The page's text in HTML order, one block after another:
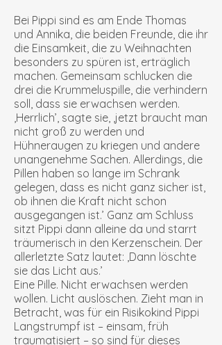
Bei Pippi sind es am Ende Thomas
und Annika, die beiden Freunde, die ihr
die Einsamkeit, die zu Weihnachten
besonders zu spüren ist, erträglich
machen. Gemeinsam schlucken die
drei die Krummeluspille, die verhindern
soll, dass sie erwachsen werden.
‚Herrlich’, sagte sie, ‚jetzt braucht man
nicht groß zu werden und
Hühneraugen zu kriegen und andere
unangenehme Sachen. Allerdings, die
Pillen haben so lange im Schrank
gelegen, dass es nicht ganz sicher ist,
ob ihnen die Kraft nicht schon
ausgegangen ist.’ Ganz am Schluss
sitzt Pippi dann alleine da und starrt
träumerisch in den Kerzenschein. Der
allerletzte Satz lautet: ‚Dann löschte
sie das Licht aus.’
Eine Pille. Nicht erwachsen werden
wollen. Licht auslöschen. Zieht man in
Betracht, was für ein Risikokind Pippi
Langstrumpf ist – einsam, früh
traumatisiert – so sind für dieses